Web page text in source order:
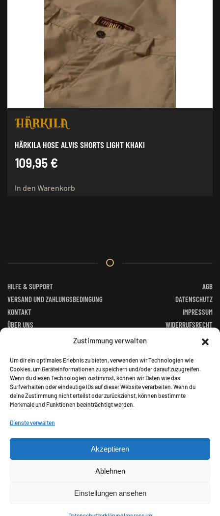
Zustimmung verwalten
Um dir ein optimales Erlebnis zu bieten, verwenden wir Technologien wie
Cookies, um Geräteinformationen zu speichern und/oder darauf zuzugreifen.
Wenn du diesen Technologien zustimmst, können wir Daten wie das
Surfverhalten oder eindeutige IDs auf dieser Website verarbeiten. Wenn du
deine Zustimmung nicht erteilst oder zurückziehst, können bestimmte
Merkmale und Funktionen beeinträchtigt werden.
Dienste verwalten
Akzeptieren
Ablehnen
Einstellungen ansehen
auf.
Die
Optionen
können
auf
der
Produktseite
HÄRKILA HOSE ALVIS SHORTS LIGHT KHAKI
109,95 €
In den Warenkorb
HILFE & SUPPORT
VERSAND UND ZAHLUNGSBEDINGUNG
KONTAKT
ÜBER UNS
AGB
DATENSCHUTZ
IMPRESSUM
WIDERRUFSRECHT
ALTGERÄTEVERORDNUNG
Versandkosten und ggf. Nachnahmegebühren, wenn nicht